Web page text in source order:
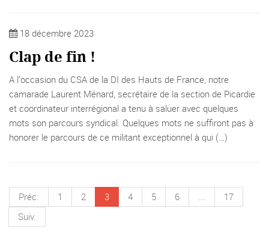
18 décembre 2023
Clap de fin !
A l’occasion du CSA de la DI des Hauts de France, notre
camarade Laurent Ménard, secrétaire de la section de Picardie
et coordinateur interrégional a tenu à saluer avec quelques
mots son parcours syndical. Quelques mots ne suffiront pas à
honorer le parcours de ce militant exceptionnel à qui (…)
Préc. 1 2 3 4 5 6 ...
17
Suiv.